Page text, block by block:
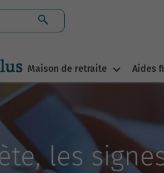
Maison de retraite Aides
les